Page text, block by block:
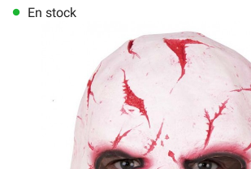
lens En stock